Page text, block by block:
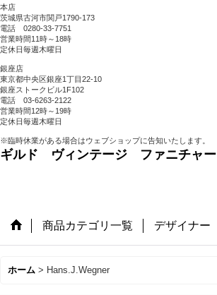
本店
茨城県古河市関戸1790-173
電話 0280-33-7751
営業時間11時～18時
定休日毎週木曜日
銀座店
東京都中央区銀座1丁目22-10
銀座ストークビル1F102
電話 03-6263-2122
営業時間12時～19時
定休日毎週木曜日
※臨時休業がある場合はウェブショップに告知いたします。
ギルド ヴィンテージ ファニチャー
商品カテゴリ一覧 デザイナー
ホーム > Hans.J.Wegner